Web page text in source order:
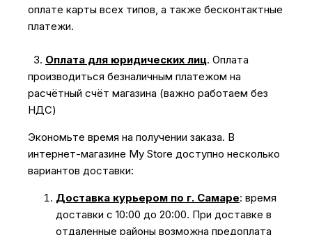
оплате карты всех типов, а также бесконтактные
платежи.
3. Оплата для юридических лиц. Оплата
производиться безналичным платежом на
расчётный счёт магазина (важно работаем без
НДС)
Экономьте время на получении заказа. В
интернет-магазине My Store доступно несколько
вариантов доставки:
Доставка курьером по г. Самаре: время
доставки с 10:00 до 20:00. При доставке в
отдаленные районы возможна предоплата